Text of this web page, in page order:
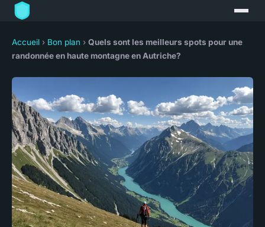
Accueil › Bon plan › Quels sont les meilleurs spots pour une
randonnée en haute montagne en Autriche?